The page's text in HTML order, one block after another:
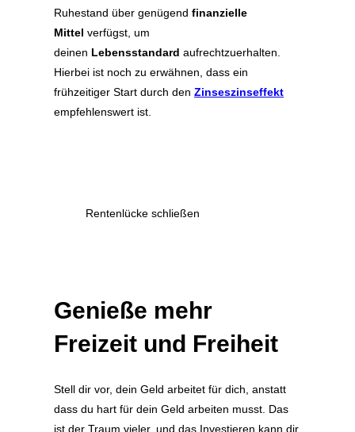
Ruhestand über genügend finanzielle
Mittel verfügst, um
deinen Lebensstandard aufrechtzuerhalten.
Hierbei ist noch zu erwähnen, dass ein
frühzeitiger Start durch den Zinseszinseffekt
empfehlenswert ist.
Rentenlücke schließen
Genieße mehr
Freizeit und Freiheit
Stell dir vor, dein Geld arbeitet für dich, anstatt
dass du hart für dein Geld arbeiten musst. Das
ist der Traum vieler, und das Investieren kann dir